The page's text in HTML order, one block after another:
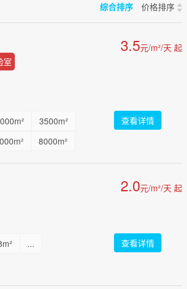
综合排序 价格排序
3.5元/m²/天 起
室
3500m²
8000m²
查看详情
2.0元/m²/天 起
... 查看详情